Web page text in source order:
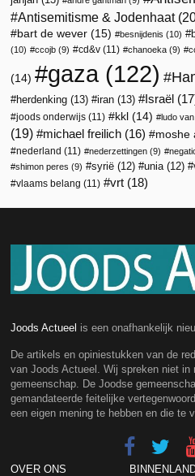
Antisemitisme & Jodenhaat
bart de wever (15) besnijdenis (10)
(10)
ccojb (9) cd&v (11) chanoeka (9)
(14) gaza(122)
herdenking (13) iran (13) Israël
joods onderwijs (11) kkl (14) ludo
(19)
michael freilich (16) moshe
nederland (11) nederzettingen (9)
shimon peres (9) syrië (12) unia(12)
vlaams belang (11) vrt (18)
Joods Actueel is een onafhankelijk
De artikels en opiniestukken van de
van Joods Actueel. Wij spreken niet in
gemeenschap. De Joodse
gemandateerde feitelijke
een eigen mening te hebben en die te
OVER ONS